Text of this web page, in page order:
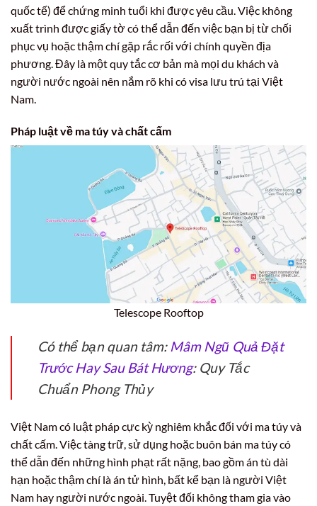
quốc tế) để chứng minh tuổi khi được yêu cầu. Việc không
xuất trình được giấy tờ có thể dẫn đến việc bạn bị từ chối
phục vụ hoặc thậm chí gặp rắc rối với chính quyền địa
phương. Đây là một quy tắc cơ bản mà mọi du khách và
người nước ngoài nên nắm rõ khi có visa lưu trú tại Việt
Nam.
Pháp luật về ma túy và chất cấm
Telescope Rooftop
Có thể bạn quan tâm: Mâm Ngũ Quả Đặt
Trước Hay Sau Bát Hương: Quy Tắc
Chuẩn Phong Thủy
Việt Nam có luật pháp cực kỳ nghiêm khắc đối với ma túy và
chất cấm. Việc tàng trữ, sử dụng hoặc buôn bán ma túy có
thể dẫn đến những hình phạt rất nặng, bao gồm án tù dài
hạn hoặc thậm chí là án tử hình, bất kể bạn là người Việt
Nam hay người nước ngoài. Tuyệt đối không tham gia vào